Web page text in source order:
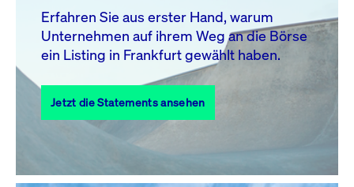
10 11 13 14
17
18 19 20 21 22
23
27 28
31
Alle Events
Erfahren Sie aus erster Hand, warum
Unternehmen auf ihrem Weg an die Börse
ein Listing in Frankfurt gewählt haben.
Jetzt die Statements ansehen